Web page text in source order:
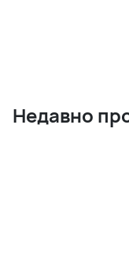
Недавно